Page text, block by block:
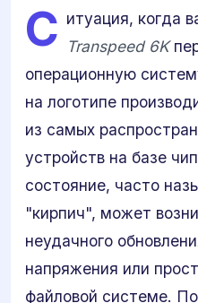
С итуация, когда
Transpeed 6K
операционную
на логотипе
из самых
устройств на базе
состояние, часто
"кирпич", может
неудачного
напряжения или
файловой системе.